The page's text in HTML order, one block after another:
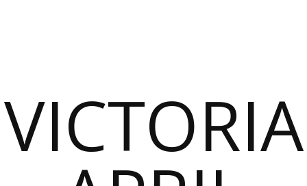
VICTORIA